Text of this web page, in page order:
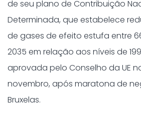
de seu plano de Contribuição
Determinada, que estabelece
de gases de efeito estufa entre
2035 em relação aos níveis de
aprovada pelo Conselho da UE
novembro, após maratona de
Bruxelas.